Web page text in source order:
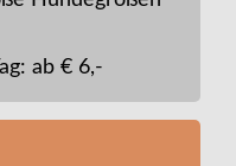
ab € 6,-